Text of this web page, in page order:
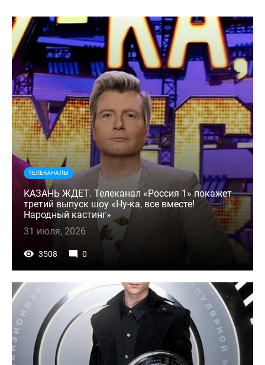
ТЕЛЕКАНАЛЫ
КАЗАНЬ ЖДЕТ. Телеканал «Россия 1» покажет
третий выпуск шоу «Ну-ка, все вместе!
Народный кастинг»
31 июля, 2026
3508 0